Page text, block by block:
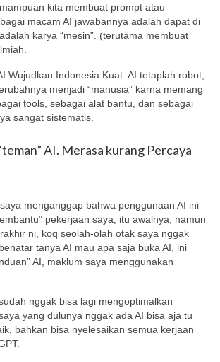
kita membuat prompt atau
macam AI jawabannya adalah dapat di
karya “mesin”. (terutama membuat
Wujudkan Indonesia Kuat. AI tetaplah robot,
menjadi “manusia” karna memang
tools, sebagai alat bantu, dan sebagai
sangat sistematis.
AI. Merasa kurang Percaya
menganggap bahwa penggunaan AI ini
pekerjaan saya, itu awalnya, namun
ni, koq seolah-olah otak saya nggak
tanya AI mau apa saja buka AI, ini
AI, maklum saya menggunakan
nggak bisa lagi mengoptimalkan
yang dulunya nggak ada AI bisa aja tu
bahkan bisa nyelesaikan semua kerjaan